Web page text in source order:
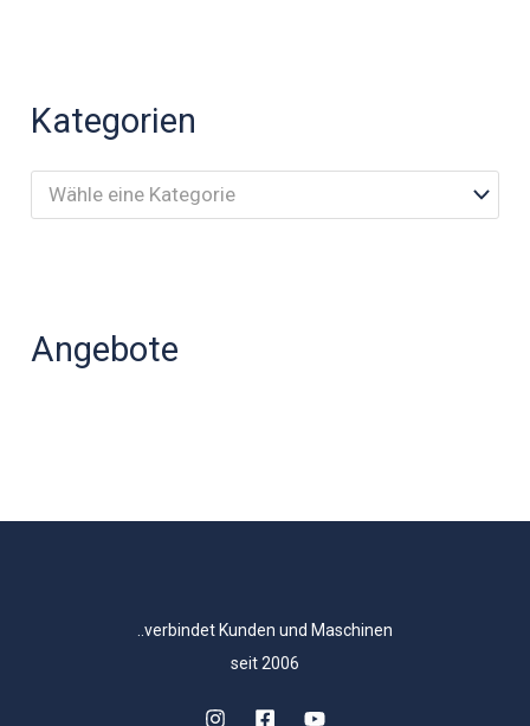
Kategorien
Wähle eine Kategorie
Angebote
..verbindet Kunden und Maschinen
seit 2006